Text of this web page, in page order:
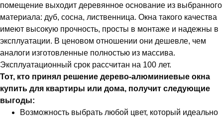
помещение выходит деревянное основание из выбранного
материала: дуб, сосна, лиственница. Окна такого качества
имеют высокую прочность, просты в монтаже и надежны в
эксплуатации. В ценовом отношении они дешевле, чем
аналоги изготовленные полностью из массива.
Эксплуатационный срок рассчитан на 100 лет.
Тот, кто принял решение дерево-алюминиевые окна
купить для квартиры или дома, получит следующие
выгоды:
Возможность выбрать любой цвет, который идеально